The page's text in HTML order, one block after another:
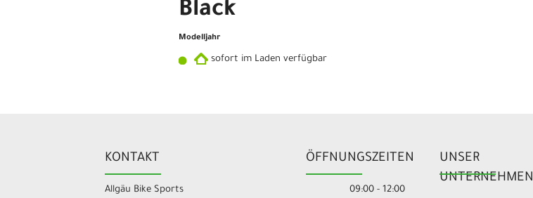
Black
Modelljahr
sofort im Laden verfügbar
KONTAKT
Allgäu Bike Sports
ÖFFNUNGSZEITEN
09:00 - 12:00
UNSER
UNTERNEHMEN